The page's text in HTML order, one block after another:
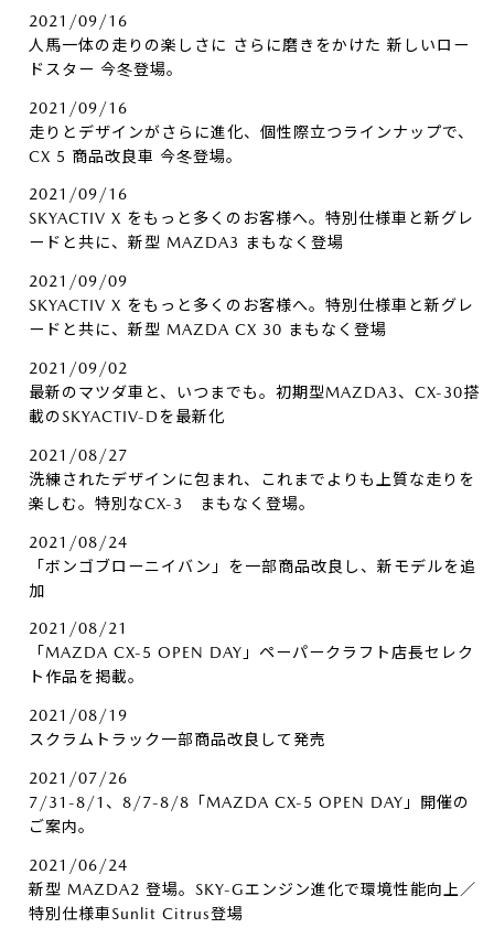
2021/09/16
人馬一体の走りの楽しさに さらに磨きをかけた 新しいロー
ドスター 今冬登場。
2021/09/16
走りとデザインがさらに進化、個性際立つラインナップで、
CX 5 商品改良車 今冬登場。
2021/09/16
SKYACTIV X をもっと多くのお客様へ。特別仕様車と新グレ
ードと共に、新型 MAZDA3 まもなく登場
2021/09/09
SKYACTIV X をもっと多くのお客様へ。特別仕様車と新グレ
ードと共に、新型 MAZDA CX 30 まもなく登場
2021/09/02
最新のマツダ車と、いつまでも。初期型MAZDA3、CX-30搭
載のSKYACTIV-Dを最新化
2021/08/27
洗練されたデザインに包まれ、これまでよりも上質な走りを
楽しむ。特別なCX-3 まもなく登場。
2021/08/24
「ボンゴブローニイバン」を一部商品改良し、新モデルを追
加
2021/08/21
「MAZDA CX-5 OPEN DAY」ペーパークラフト店長セレク
ト作品を掲載。
2021/08/19
スクラムトラック一部商品改良して発売
2021/07/26
7/31-8/1、8/7-8/8「MAZDA CX-5 OPEN DAY」開催の
ご案内。
2021/06/24
新型 MAZDA2 登場。SKY-Gエンジン進化で環境性能向上／
特別仕様車Sunlit Citrus登場